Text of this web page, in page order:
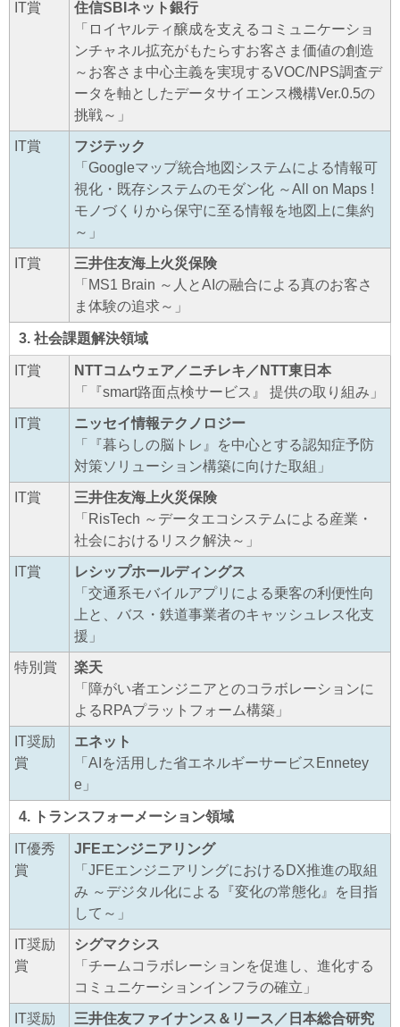
IT賞
住信SBIネット銀行
「ロイヤルティ醸成を支えるコミュニケーショ
ンチャネル拡充がもたらすお客さま価値の創造
～お客さま中心主義を実現するVOC/NPS調査デ
ータを軸としたデータサイエンス機構Ver.0.5の
挑戦～」
IT賞
フジテック
「Googleマップ統合地図システムによる情報可
視化・既存システムのモダン化 ～All on Maps !
モノづくりから保守に至る情報を地図上に集約
～」
IT賞
三井住友海上火災保険
「MS1 Brain ～人とAIの融合による真のお客さ
ま体験の追求～」
3. 社会課題解決領域
IT賞
NTTコムウェア／ニチレキ／NTT東日本
「『smart路面点検サービス』 提供の取り組み」
IT賞
ニッセイ情報テクノロジー
「『暮らしの脳トレ』を中心とする認知症予防
対策ソリューション構築に向けた取組」
IT賞
三井住友海上火災保険
「RisTech ～データエコシステムによる産業・
社会におけるリスク解決～」
IT賞
レシップホールディングス
「交通系モバイルアプリによる乗客の利便性向
上と、バス・鉄道事業者のキャッシュレス化支
援」
特別賞
楽天
「障がい者エンジニアとのコラボレーションに
よるRPAプラットフォーム構築」
IT奨励
賞
エネット
「AIを活用した省エネルギーサービスEnnetey
e」
4. トランスフォーメーション領域
IT優秀
賞
JFEエンジニアリング
「JFEエンジニアリングにおけるDX推進の取組
み ～デジタル化による『変化の常態化』を目指
して～」
IT奨励
賞
シグマクシス
「チームコラボレーションを促進し、進化する
コミュニケーションインフラの確立」
IT奨励
三井住友ファイナンス＆リース／日本総合研究